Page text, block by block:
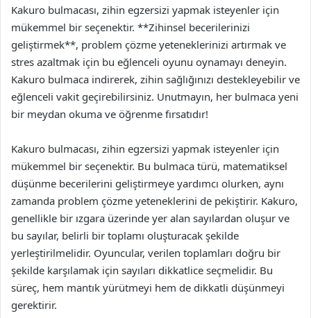
Kakuro bulmacası, zihin egzersizi yapmak isteyenler için
mükemmel bir seçenektir. **Zihinsel becerilerinizi
geliştirmek**, problem çözme yeteneklerinizi artırmak ve
stres azaltmak için bu eğlenceli oyunu oynamayı deneyin.
Kakuro bulmaca indirerek, zihin sağlığınızı destekleyebilir ve
eğlenceli vakit geçirebilirsiniz. Unutmayın, her bulmaca yeni
bir meydan okuma ve öğrenme fırsatıdır!
Kakuro bulmacası, zihin egzersizi yapmak isteyenler için
mükemmel bir seçenektir. Bu bulmaca türü, matematiksel
düşünme becerilerini geliştirmeye yardımcı olurken, aynı
zamanda problem çözme yeteneklerini de pekiştirir. Kakuro,
genellikle bir ızgara üzerinde yer alan sayılardan oluşur ve
bu sayılar, belirli bir toplamı oluşturacak şekilde
yerleştirilmelidir. Oyuncular, verilen toplamları doğru bir
şekilde karşılamak için sayıları dikkatlice seçmelidir. Bu
süreç, hem mantık yürütmeyi hem de dikkatli düşünmeyi
gerektirir.